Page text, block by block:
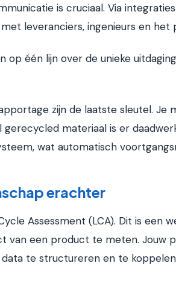
is cruciaal. Via
leveranciers, ingenieurs en het
op één lijn over de unieke
zijn de laatste sleutel.
gerecycled materiaal is er
wat automatisch
erachter
Assessment (LCA). Dit is een
van een product te meten. Jouw
te structureren en te